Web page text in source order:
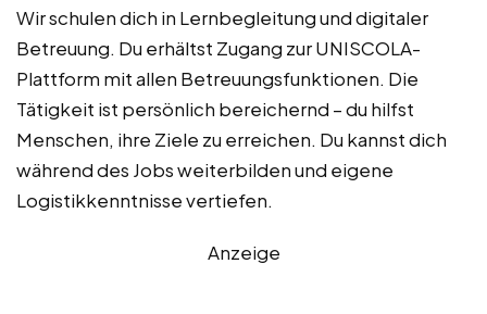
Wir schulen dich in Lernbegleitung und digitaler
Betreuung. Du erhältst Zugang zur UNISCOLA-
Plattform mit allen Betreuungsfunktionen. Die
Tätigkeit ist persönlich bereichernd – du hilfst
Menschen, ihre Ziele zu erreichen. Du kannst dich
während des Jobs weiterbilden und eigene
Logistikkenntnisse vertiefen.
Anzeige